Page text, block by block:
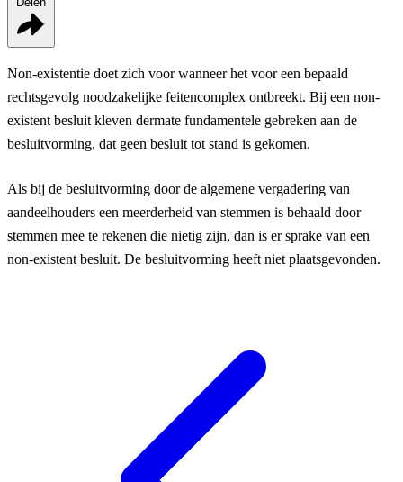
Non-existentie doet zich voor wanneer het voor een bepaald
rechtsgevolg noodzakelijke feitencomplex ontbreekt. Bij een non-
existent besluit kleven dermate fundamentele gebreken aan de
besluitvorming, dat geen besluit tot stand is gekomen.
Als bij de besluitvorming door de algemene vergadering van
aandeelhouders een meerderheid van stemmen is behaald door
stemmen mee te rekenen die nietig zijn, dan is er sprake van een
non-existent besluit. De besluitvorming heeft niet plaatsgevonden.